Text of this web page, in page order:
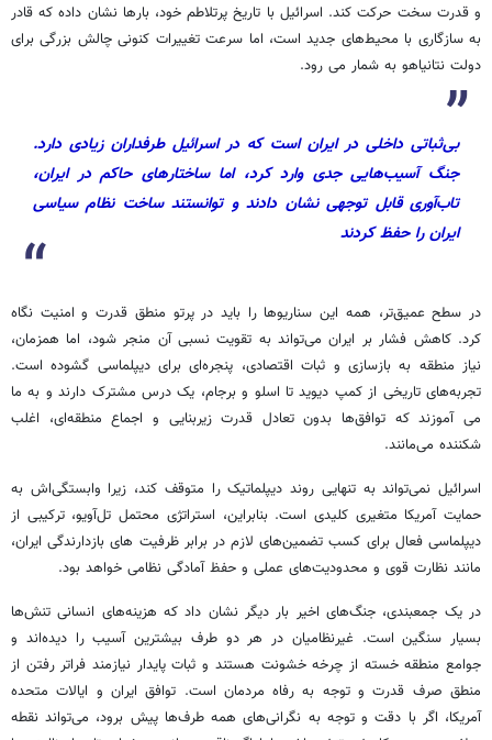
و قدرت سخت حرکت کند. اسرائیل با تاریخ پرتلاطم خود، بارها نشان داده که قادر
به سازگاری با محیط‌های جدید است، اما سرعت تغییرات کنونی چالش بزرگی برای
دولت نتانیاهو به شمار می رود.
بی‌ثباتی داخلی در ایران است که در اسرائیل طرفداران زیادی دارد.
جنگ آسیب‌هایی جدی وارد کرد، اما ساختارهای حاکم در ایران،
تاب‌آوری قابل توجهی نشان دادند و توانستند ساخت نظام سیاسی
ایران را حفظ کردند
در سطح عمیق‌تر، همه این سناریوها را باید در پرتو منطق قدرت و امنیت نگاه
کرد. کاهش فشار بر ایران می‌تواند به تقویت نسبی آن منجر شود، اما همزمان،
نیاز منطقه به بازسازی و ثبات اقتصادی، پنجره‌ای برای دیپلماسی گشوده است.
تجربه‌های تاریخی از کمپ دیوید تا اسلو و برجام، یک درس مشترک دارند و به ما
می آموزند که توافق‌ها بدون تعادل قدرت زیربنایی و اجماع منطقه‌ای، اغلب
شکننده می‌مانند.
اسرائیل نمی‌تواند به تنهایی روند دیپلماتیک را متوقف کند، زیرا وابستگی‌اش به
حمایت آمریکا متغیری کلیدی است. بنابراین، استراتژی محتمل تل‌آویو، ترکیبی از
دیپلماسی فعال برای کسب تضمین‌های لازم در برابر ظرفیت های بازدارندگی ایران،
مانند نظارت قوی و محدودیت‌های عملی و حفظ آمادگی نظامی خواهد بود.
در یک جمعبندی، جنگ‌های اخیر بار دیگر نشان داد که هزینه‌های انسانی تنش‌ها
بسیار سنگین است. غیرنظامیان در هر دو طرف بیشترین آسیب را دیده‌اند و
جوامع منطقه خسته از چرخه خشونت هستند و ثبات پایدار نیازمند فراتر رفتن از
منطق صرف قدرت و توجه به رفاه مردمان است. توافق ایران و ایالات متحده
آمریکا، اگر با دقت و توجه به نگرانی‌های همه طرف‌ها پیش برود، می‌تواند نقطه